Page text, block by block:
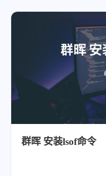
群晖 安装lsof命令